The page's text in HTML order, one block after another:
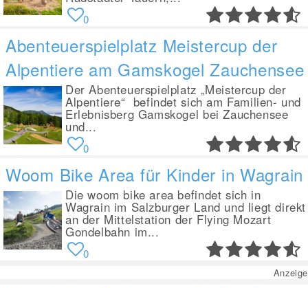
0
Abenteuerspielplatz Meistercup der
Alpentiere am Gamskogel Zauchensee
Der Abenteuerspielplatz „Meistercup der
Alpentiere“ befindet sich am Familien- und
Erlebnisberg Gamskogel bei Zauchensee
und...
0
Woom Bike Area für Kinder in Wagrain
Die woom bike area befindet sich in
Wagrain im Salzburger Land und liegt direkt
an der Mittelstation der Flying Mozart
Gondelbahn im...
0
Anzeige